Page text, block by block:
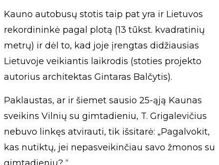
Kauno autobusų stotis taip pat yra ir Lietuvos
rekordininkė pagal plotą (13 tūkst. kvadratinių
metrų) ir dėl to, kad joje įrengtas didžiausias
Lietuvoje veikiantis laikrodis (stoties projekto
autorius architektas Gintaras Balčytis).
Paklaustas, ar ir šiemet sausio 25-ąją Kaunas
sveikins Vilnių su gimtadieniu, T. Grigalevičius
nebuvo linkęs atvirauti, tik išsitarė: „Pagalvokit,
kas nutiktų, jei nepasveikinčiau savo žmonos su